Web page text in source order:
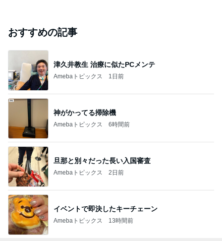
おすすめの記事
津久井教生 治療に似たPCメンテ
Amebaトピックス 1日前
神がかってる掃除機
Amebaトピックス 6時間前
旦那と別々だった長い入国審査
Amebaトピックス 2日前
イベントで即決したキーチェーン
Amebaトピックス 13時間前